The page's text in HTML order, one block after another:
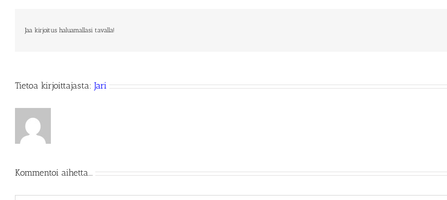
Jaa kirjoitus haluamallasi tavalla!
Tietoa kirjoittajasta: Jari
Kommentoi aihetta...